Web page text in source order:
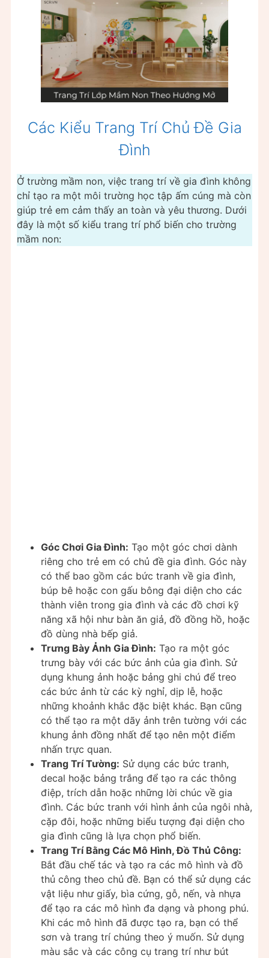
Các Kiểu Trang Trí Chủ Đề Gia
Đình
Ở trường mầm non, việc trang trí về gia đình không
chỉ tạo ra một môi trường học tập ấm cúng mà còn
giúp trẻ em cảm thấy an toàn và yêu thương. Dưới
đây là một số kiểu trang trí phổ biến cho trường
mầm non:
Góc Chơi Gia Đình: Tạo một góc chơi dành
riêng cho trẻ em có chủ đề gia đình. Góc này
có thể bao gồm các bức tranh về gia đình,
búp bê hoặc con gấu bông đại diện cho các
thành viên trong gia đình và các đồ chơi kỹ
năng xã hội như bàn ăn giả, đồ đồng hồ, hoặc
đồ dùng nhà bếp giả.
Trưng Bày Ảnh Gia Đình: Tạo ra một góc
trưng bày với các bức ảnh của gia đình. Sử
dụng khung ảnh hoặc bảng ghi chú để treo
các bức ảnh từ các kỳ nghỉ, dịp lễ, hoặc
những khoảnh khắc đặc biệt khác. Bạn cũng
có thể tạo ra một dãy ảnh trên tường với các
khung ảnh đồng nhất để tạo nên một điểm
nhấn trực quan.
Trang Trí Tường: Sử dụng các bức tranh,
decal hoặc bảng trắng để tạo ra các thông
điệp, trích dẫn hoặc những lời chúc về gia
đình. Các bức tranh với hình ảnh của ngôi nhà,
cặp đôi, hoặc những biểu tượng đại diện cho
gia đình cũng là lựa chọn phổ biến.
Trang Trí Bằng Các Mô Hình, Đồ Thủ Công:
Bắt đầu chế tác và tạo ra các mô hình và đồ
thủ công theo chủ đề. Bạn có thể sử dụng các
vật liệu như giấy, bìa cứng, gỗ, nến, và nhựa
để tạo ra các mô hình đa dạng và phong phú.
Khi các mô hình đã được tạo ra, bạn có thể
sơn và trang trí chúng theo ý muốn. Sử dụng
màu sắc và các công cụ trang trí như bút